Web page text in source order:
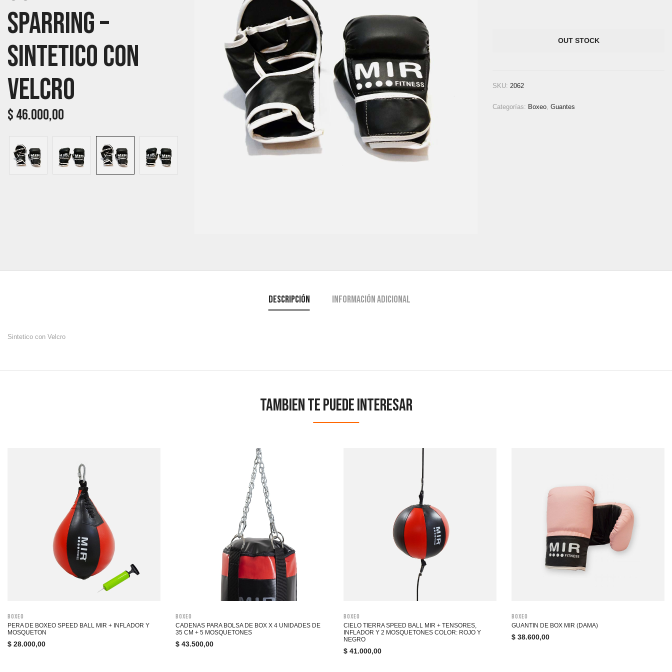
Sparring –
Sintetico Con
Velcro
$46.000,00
OUT STOCK
SKU: 2062
Categorías: Boxeo ,Guantes
Descripción Información adicional
Sintetico con Velcro
Tambien te puede interesar
Boxeo
PERA DE BOXEO SPEED BALL MIR + INFLADOR Y
MOSQUETON
$ 28.000,00
Boxeo
CADENAS PARA BOLSA DE BOX X 4 UNIDADES DE
35 CM + 5 MOSQUETONES
$ 43.500,00
Boxeo
CIELO TIERRA SPEED BALL MIR + TENSORES,
INFLADOR Y 2 MOSQUETONES COLOR: ROJO Y
NEGRO
$ 41.000,00
Boxeo
GUANTIN DE BOX MIR (DAMA)
$ 38.600,00